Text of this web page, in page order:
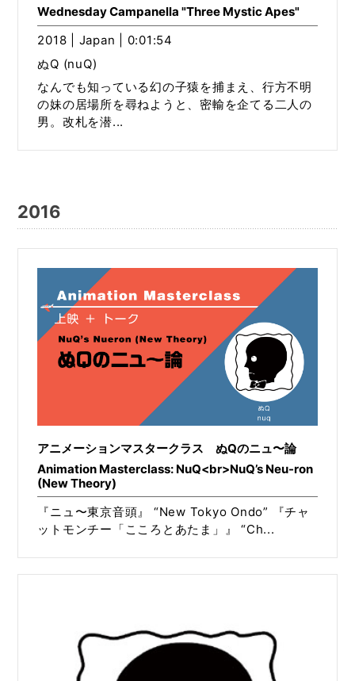
Wednesday Campanella "Three Mystic Apes"
2018 | Japan | 0:01:54
ぬQ (nuQ)
なんでも知っている幻の子猿を捕まえ、行方不明
の妹の居場所を尋ねようと、密輸を企てる二人の
男。改札を潜...
2016
アニメーションマスタークラス ぬQのニュ〜論
Animation Masterclass: NuQ<br>NuQ’s Neu-ron
(New Theory)
『ニュ〜東京音頭』 “New Tokyo Ondo” 『チャ
ットモンチー「こころとあたま」』 “Ch...